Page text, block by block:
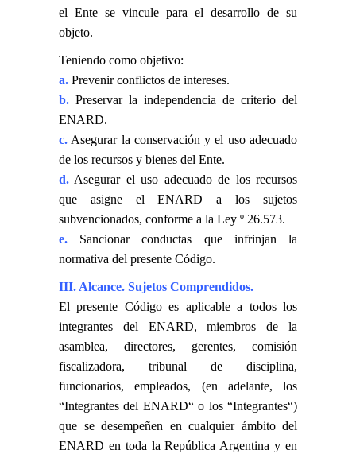
el Ente se vincule para el desarrollo de su
objeto.
Teniendo como objetivo:
a. Prevenir conflictos de intereses.
b. Preservar la independencia de criterio del
ENARD.
c. Asegurar la conservación y el uso adecuado
de los recursos y bienes del Ente.
d. Asegurar el uso adecuado de los recursos
que asigne el ENARD a los sujetos
subvencionados, conforme a la Ley º 26.573.
e. Sancionar conductas que infrinjan la
normativa del presente Código.
III. Alcance. Sujetos Comprendidos.
El presente Código es aplicable a todos los
integrantes del ENARD, miembros de la
asamblea, directores, gerentes, comisión
fiscalizadora, tribunal de disciplina,
funcionarios, empleados, (en adelante, los
“Integrantes del ENARD“ o los “Integrantes“)
que se desempeñen en cualquier ámbito del
ENARD en toda la República Argentina y en